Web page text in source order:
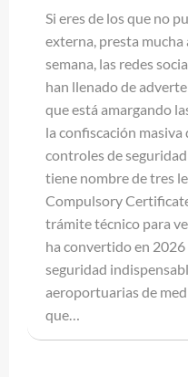
Si eres de los que no
externa, presta
semana, las redes
han llenado de
que está amargando
la confiscación
controles de
tiene nombre de tres
Compulsory
trámite técnico para
ha convertido en
seguridad
aeroportuarias de
que…